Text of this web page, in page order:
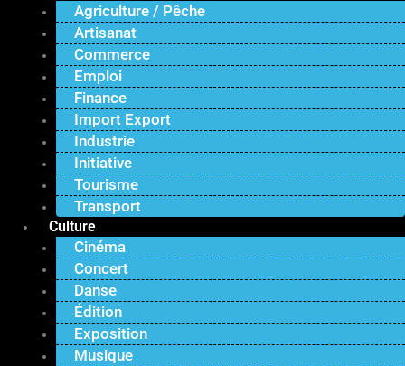
Agriculture / Pêche
Artisanat
Commerce
Emploi
Finance
Import Export
Industrie
Initiative
Tourisme
Transport
Culture
Cinéma
Concert
Danse
Édition
Exposition
Musique